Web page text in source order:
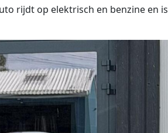
rijdt op elektrisch en benzine en is